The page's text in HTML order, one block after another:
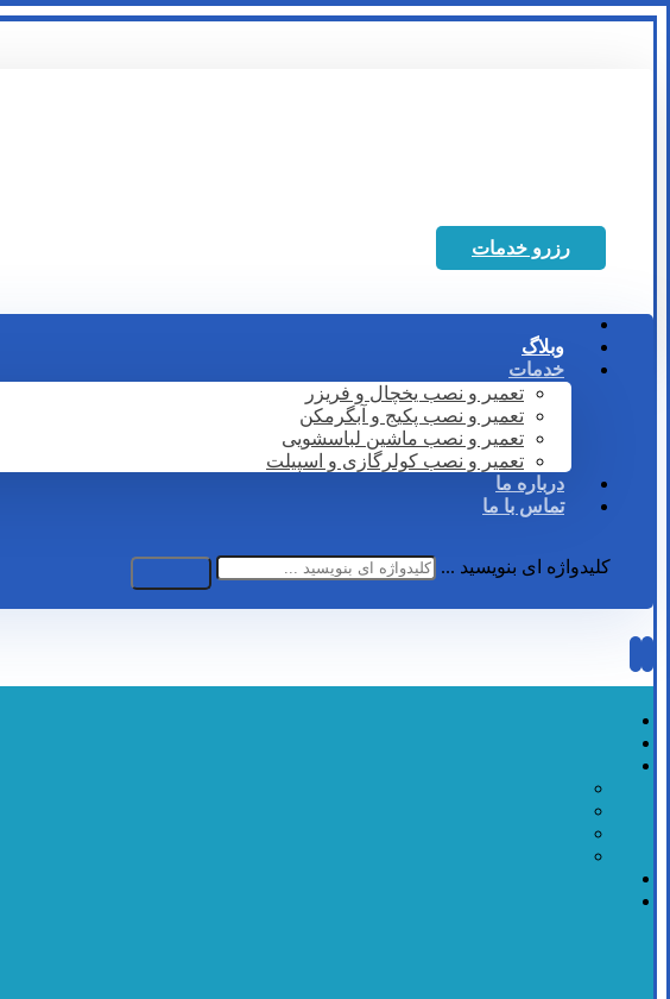
رزرو خدمات
وبلاگ
خدمات
تعمیر و نصب یخچال و فریزر
تعمیر و نصب پکیج و آبگرمکن
تعمیر و نصب ماشین لباسشویی
تعمیر و نصب کولرگازی و اسپیلت
درباره ما
تماس با ما
کلیدواژه ای بنویسید ...